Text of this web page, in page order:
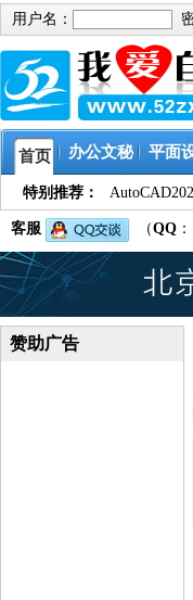
用户名：
首页 办公文秘 平面
特别推荐：
客服 （QQ
赞助广告